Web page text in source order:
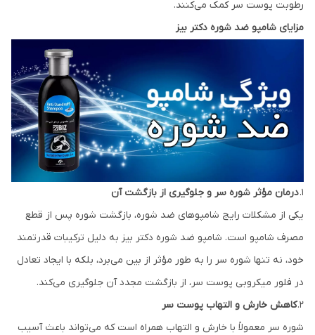
رطوبت پوست سر کمک می‌کنند.
مزایای شامپو ضد شوره دکتر بیز
۱. درمان مؤثر شوره سر و جلوگیری از بازگشت آن
یکی از مشکلات رایج شامپوهای ضد شوره، بازگشت شوره پس از قطع
مصرف شامپو است. شامپو ضد شوره دکتر بیز به دلیل ترکیبات قدرتمند
خود، نه تنها شوره سر را به طور مؤثر از بین می‌برد، بلکه با ایجاد تعادل
در فلور میکروبی پوست سر، از بازگشت مجدد آن جلوگیری می‌کند.
۲. کاهش خارش و التهاب پوست سر
شوره سر معمولاً با خارش و التهاب همراه است که می‌تواند باعث آسیب